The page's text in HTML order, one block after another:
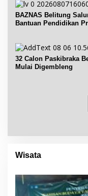
BAZNAS Belitung
Bantuan Pendidikan
32 Calon Paskibraka
Mulai Digembleng
Wisata